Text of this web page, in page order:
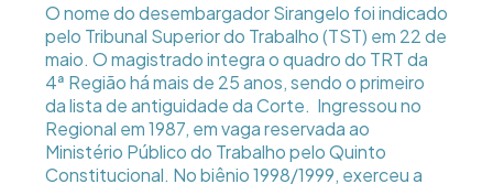
O nome do desembargador Sirangelo foi indicado
pelo Tribunal Superior do Trabalho (TST) em 22 de
maio. O magistrado integra o quadro do TRT da
4ª Região há mais de 25 anos, sendo o primeiro
da lista de antiguidade da Corte. Ingressou no
Regional em 1987, em vaga reservada ao
Ministério Público do Trabalho pelo Quinto
Constitucional. No biênio 1998/1999, exerceu a